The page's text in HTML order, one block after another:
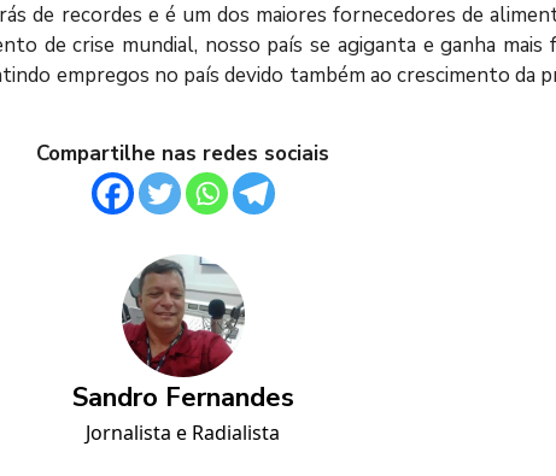
de recordes e é um dos maiores fornecedores de
de crise mundial, nosso país se agiganta e ganha mais
empregos no país devido também ao crescimento da
Compartilhe nas redes sociais
Sandro Fernandes
Jornalista e Radialista